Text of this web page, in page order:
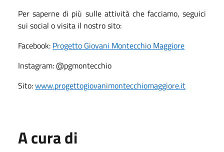
Per saperne di più sulle attività che facciamo, seguici
sui social o visita il nostro sito:
Facebook: Progetto Giovani Montecchio Maggiore
Instagram: @pgmontecchio
Sito:www.progettogiovanimontecchiomaggiore.it
A cura di